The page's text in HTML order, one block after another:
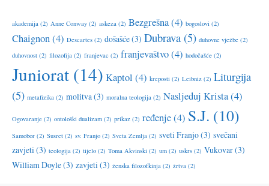
akademija (2) Anne Conway (2) askeza (2) Bezgrešna(4) bogoslovi (2)
Chaignon(4) Descartes (2) došašće(3) Dubrava (5) duhovne vježbe (2)
duhovnost (2) filozofija (2) franjevac (2) franjevaštvo(4) hodočašće (2)
Juniorat (14) Kaptol (4) kreposti (2) Leibniz (2) Liturgija
(5) metafizika (2) molitva(3) moralna teologija (2) Nasljeduj Krista(4)
Ogovaranje (2) ontološki dualizam (2) prikaz (2) ređenje(4) S.J. (10)
Samobor (2) Susret (2) sv. Franjo (2) Sveta Zemlja (2) sveti Franjo(3) svečani
zavjeti (3) teologija (2) tijelo (2) Toma Akvinski (2) um (2) uskrs (2) Vukovar(3)
William Doyle(3) zavjeti (3) ženska filozofkinja (2) žrtva (2)